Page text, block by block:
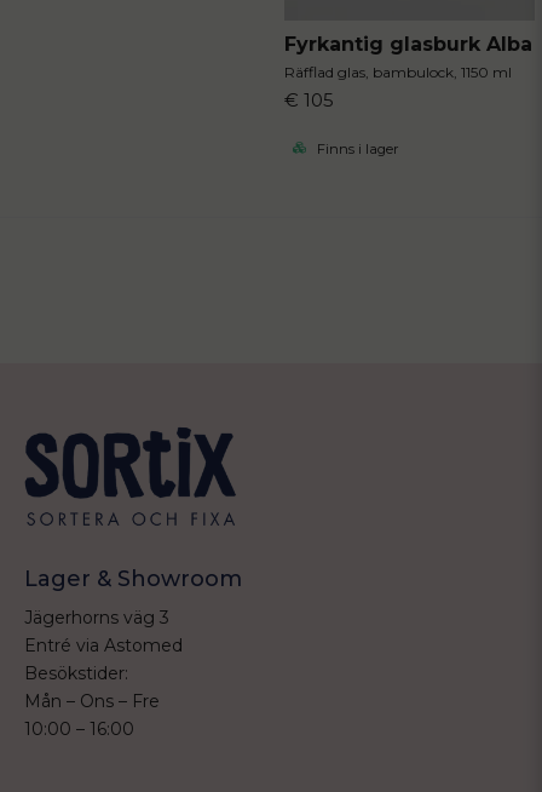
Fyrkantig glasburk Alba
Räfflad glas, bambulock, 1150 ml
€ 105
Finns i lager
Lager & Showroom
Jägerhorns väg 3
Entré via Astomed
Besökstider:
Mån – Ons – Fre
10:00 – 16:00